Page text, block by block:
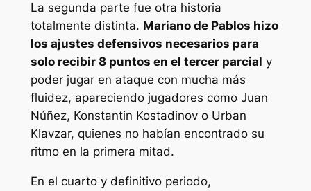
La segunda parte fue otra historia
totalmente distinta. Mariano de Pablos hizo
los ajustes defensivos necesarios para
solo recibir 8 puntos en el tercer parcial y
poder jugar en ataque con mucha más
fluidez, apareciendo jugadores como Juan
Núñez, Konstantin Kostadinov o Urban
Klavzar, quienes no habían encontrado su
ritmo en la primera mitad.
En el cuarto y definitivo periodo,